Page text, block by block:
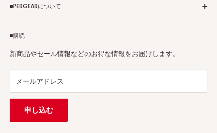
■購読
新商品やセール情報などのお得な情報をお届けします。
メールアドレス
申し込む
個人情報保護方針
Tax-free
特定商取引法に基づく表示
■PERGEARについて
7Artisans、FIMIなど各撮影機材ブランドの正規代理店です。
プロ、アマチュアを問わず、さまざまな撮影製品を取り揃え
連絡先： support@pergear.co.jp